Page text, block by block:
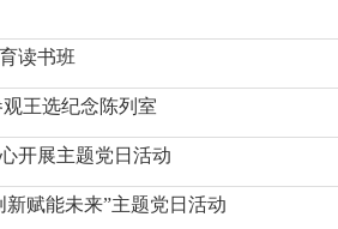
读书班
王选纪念陈列室
开展主题党日活动
赋能未来”主题党日活动